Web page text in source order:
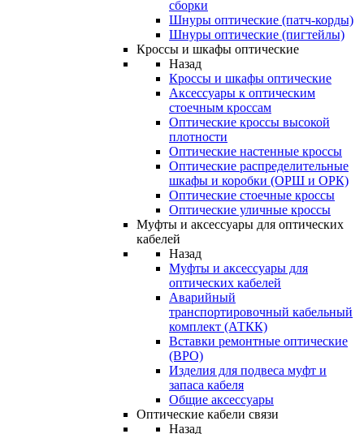
сборки
Шнуры оптические (патч-корды)
Шнуры оптические (пигтейлы)
Кроссы и шкафы оптические
Назад
Кроссы и шкафы оптические
Аксессуары к оптическим
стоечным кроссам
Оптические кроссы высокой
плотности
Оптические настенные кроссы
Оптические распределительные
шкафы и коробки (ОРШ и ОРК)
Оптические стоечные кроссы
Оптические уличные кроссы
Муфты и аксессуары для оптических
кабелей
Назад
Муфты и аксессуары для
оптических кабелей
Аварийный
транспортировочный кабельный
комплект (АТКК)
Вставки ремонтные оптические
(ВРО)
Изделия для подвеса муфт и
запаса кабеля
Общие аксессуары
Оптические кабели связи
Назад